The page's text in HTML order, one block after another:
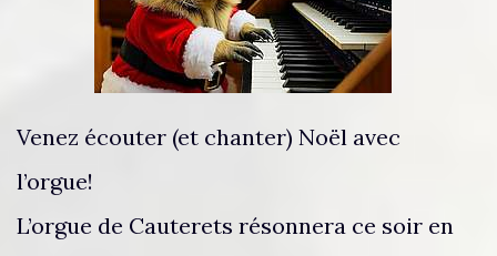
Venez écouter (et chanter) Noël avec
l’orgue!
L’orgue de Cauterets résonnera ce soir en